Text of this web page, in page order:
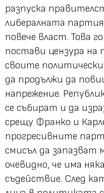
разпуска
либералната
повече власт. Това
постави цензура на
своите
да продължи да
напрежение.
се събират и да
срещу Франко и
прогресивните
смисъл да запазват
очевидно, че има
съдействие. След